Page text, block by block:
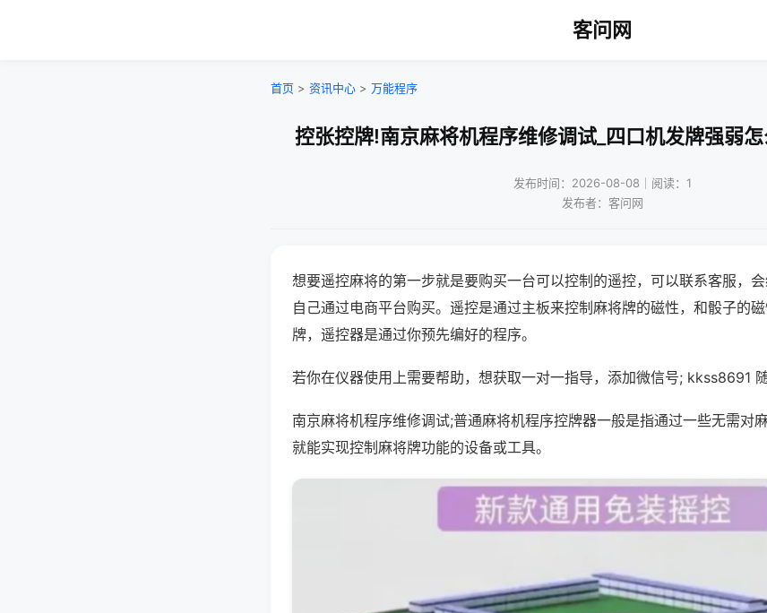
客问网
首页 > 资讯中心 > 万能程序
控张控牌!南京麻将机程序维修调试_四口机发牌强弱
发布时间：2026-08-08｜阅读：1
发布者：客问网
想要遥控麻将的第一步就是要购买一台可以控制的遥控，可以联系客服，
自己通过电商平台购买。遥控是通过主板来控制麻将牌的磁性，和骰子的
牌，遥控器是通过你预先编好的程序。
若你在仪器使用上需要帮助，想获取一对一指导，添加微信号; kkss8691 随
南京麻将机程序维修调试;普通麻将机程序控牌器一般是指通过一些无需对
就能实现控制麻将牌功能的设备或工具。